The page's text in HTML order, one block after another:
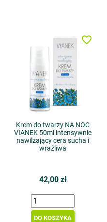
Krem do twarzy NA NOC
VIANEK 50ml intensywnie
nawilżający cera sucha i
wrażliwa
42,00 zł
DO KOSZYKA
favorite_border